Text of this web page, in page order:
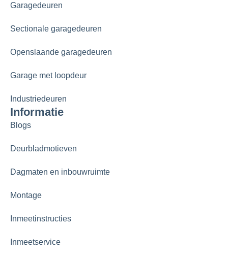
Garagedeuren
Sectionale garagedeuren
Openslaande garagedeuren
Garage met loopdeur
Industriedeuren
Informatie
Blogs
Deurbladmotieven
Dagmaten en inbouwruimte
Montage
Inmeetinstructies
Inmeetservice